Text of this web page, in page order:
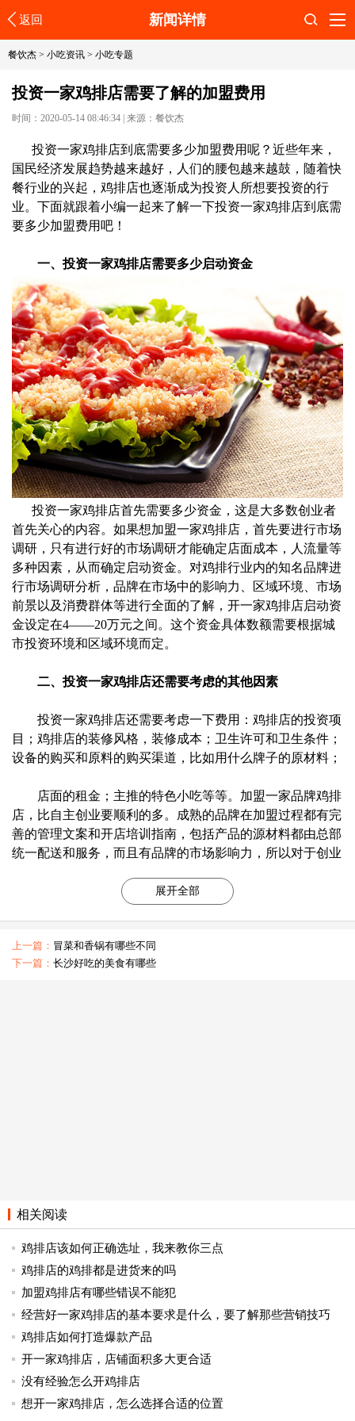
返回 新闻详情
餐饮杰 > 小吃资讯 > 小吃专题
投资一家鸡排店需要了解的加盟费用
时间：2020-05-14 08:46:34 来源：餐饮杰
投资一家鸡排店到底需要多少加盟费用呢？近些年来，
国民经济发展趋势越来越好，人们的腰包越来越鼓，随着快
餐行业的兴起，鸡排店也逐渐成为投资人所想要投资的行
业。下面就跟着小编一起来了解一下投资一家鸡排店到底需
要多少加盟费用吧！
一、投资一家鸡排店需要多少启动资金
投资一家鸡排店首先需要多少资金，这是大多数创业者
首先关心的内容。如果想加盟一家鸡排店，首先要进行市场
调研，只有进行好的市场调研才能确定店面成本，人流量等
多种因素，从而确定启动资金。对鸡排行业内的知名品牌进
行市场调研分析，品牌在市场中的影响力、区域环境、市场
前景以及消费群体等进行全面的了解，开一家鸡排店启动资
金设定在4——20万元之间。这个资金具体数额需要根据城
市投资环境和区域环境而定。
二、投资一家鸡排店还需要考虑的其他因素
投资一家鸡排店还需要考虑一下费用：鸡排店的投资项
目；鸡排店的装修风格，装修成本；卫生许可和卫生条件；
设备的购买和原料的购买渠道，比如用什么牌子的原材料；
店面的租金；主推的特色小吃等等。加盟一家品牌鸡排
店，比自主创业要顺利的多。成熟的品牌在加盟过程都有完
善的管理文案和开店培训指南，包括产品的源材料都由总部
统一配送和服务，而且有品牌的市场影响力，所以对于创业
下面为大家列举几个例子，是鸡排行业内比较知名的品
牌的加盟收费情况，以便于帮助各位了解一下开一家鸡排店
引了不少创业者加入这个团队。众多加盟商的成功验证了正
新鸡排加盟的正确性。
鸡排行业现在有许多不错的品牌，小编在此仅列举几个
例子，开一家鸡排店到底需要多少加盟费用，相信大家通过
刚才的介绍都有了自己的评判，现在鸡排行业主要走的是消
费路线，一般不用压货堆积，不失为一种好的投资方向。大
展开全部
上一篇： 冒菜和香锅有哪些不同
下一篇： 长沙好吃的美食有哪些
相关阅读
鸡排店该如何正确选址，我来教你三点
鸡排店的鸡排都是进货来的吗
加盟鸡排店有哪些错误不能犯
经营好一家鸡排店的基本要求是什么，要了解那些营销技巧
鸡排店如何打造爆款产品
开一家鸡排店，店铺面积多大更合适
没有经验怎么开鸡排店
想开一家鸡排店，怎么选择合适的位置